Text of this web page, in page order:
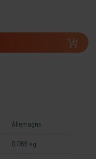
Allemagne
0.066 kg